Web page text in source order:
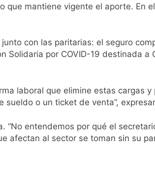
por La Central de Vicente López
que mantiene vigente el aporte. En
con las paritarias: el seguro
por COVID-19 destinada a
laboral que elimine estas cargas
o un ticket de venta”,
entendemos por qué el
afectan al sector se toman sin su